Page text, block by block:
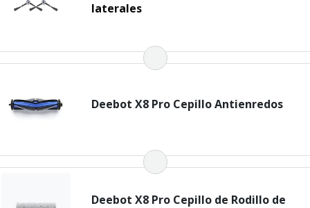
laterales
Deebot X8 Pro Cepillo Antienredos
Deebot X8 Pro Cepillo de Rodillo de